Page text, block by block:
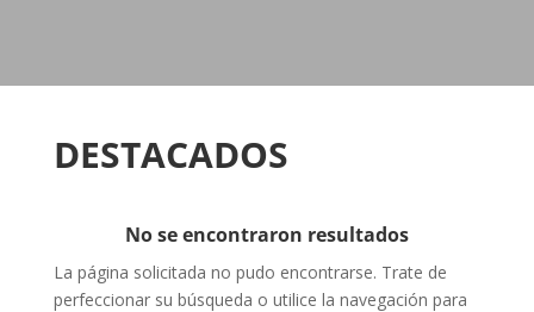
DESTACADOS
No se encontraron resultados
La página solicitada no pudo encontrarse. Trate de
perfeccionar su búsqueda o utilice la navegación para